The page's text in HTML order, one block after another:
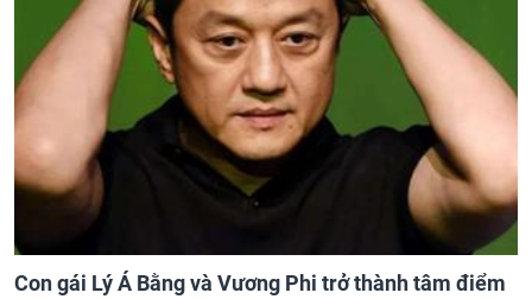
Con gái Lý Á Bằng và Vương Phi trở thành tâm điểm